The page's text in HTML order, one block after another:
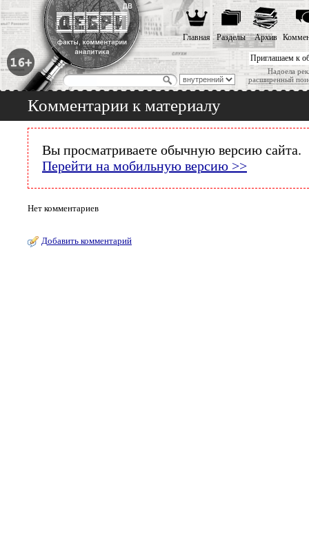
Приглашаем к
Надоела
расширенный
Главная Разделы Архив
Комментарии к материалу
Вы просматриваете обычную версию сайта.
Перейти на мобильную версию >>
Нет комментариев
Добавить комментарий